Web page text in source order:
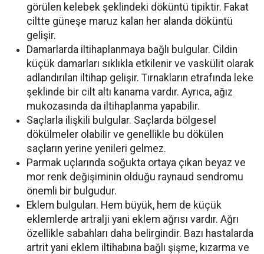
görülen kelebek şeklindeki döküntü tipiktir. Fakat
ciltte güneşe maruz kalan her alanda döküntü
gelişir.
Damarlarda iltihaplanmaya bağlı bulgular. Cildin
küçük damarları sıklıkla etkilenir ve vaskülit olarak
adlandırılan iltihap gelişir. Tırnakların etrafında leke
şeklinde bir cilt altı kanama vardır. Ayrıca, ağız
mukozasında da iltihaplanma yapabilir.
Saçlarla ilişkili bulgular. Saçlarda bölgesel
dökülmeler olabilir ve genellikle bu dökülen
saçların yerine yenileri gelmez.
Parmak uçlarında soğukta ortaya çıkan beyaz ve
mor renk değişiminin olduğu raynaud sendromu
önemli bir bulgudur.
Eklem bulguları. Hem büyük, hem de küçük
eklemlerde artralji yani eklem ağrısı vardır. Ağrı
özellikle sabahları daha belirgindir. Bazı hastalarda
artrit yani eklem iltihabına bağlı şişme, kızarma ve